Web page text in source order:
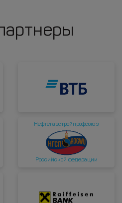
Нефтегазстройпрофсоюз
Российской федерации